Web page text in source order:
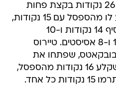
ג'ינו סיים את המשחק עם 26 נקודות בקצת פחות
מ-34 דקות. גארי ניל סייע לו מהספסל עם 15 נקודות,
כשטים דאנקן קשישא הוסיף 14 נקודות ו-10
ריבאונדים, טוני פארקר 12 ו-8 אסיסטים. טיירוס
שפתחו את
העונה עם מאזן מזוויע, כשקלע 16 נקודות מהספסל,
כל אחד.